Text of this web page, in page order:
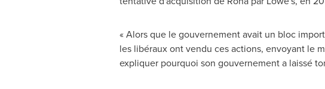
« Alors que le gouvernement avait un bloc
les libéraux ont vendu ces actions, envoyant le
expliquer pourquoi son gouvernement a laissé